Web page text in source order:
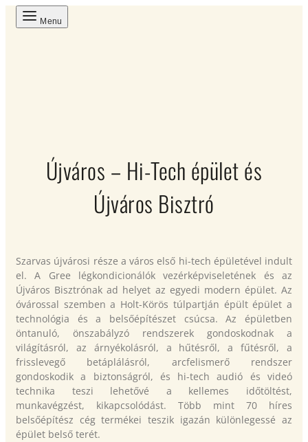
Menu
Újváros – Hi-Tech épület és
Újváros Bisztró
Szarvas újvárosi része a város első hi-tech épületével indult
el. A Gree légkondicionálók vezérképviseletének és az
Újváros Bisztrónak ad helyet az egyedi modern épület. Az
óvárossal szemben a Holt-Körös túlpartján épült épület a
technológia és a belsőépítészet csúcsa. Az épületben
öntanuló, önszabályzó rendszerek gondoskodnak a
világításról, az árnyékolásról, a hűtésről, a fűtésről, a
frisslevegő betáplálásról, arcfelismerő rendszer
gondoskodik a biztonságról, és hi-tech audió és videó
technika teszi lehetővé a kellemes időtöltést,
munkavégzést, kikapcsolódást. Több mint 70 híres
belsőépítész cég termékei teszik igazán különlegessé az
épület belső terét.